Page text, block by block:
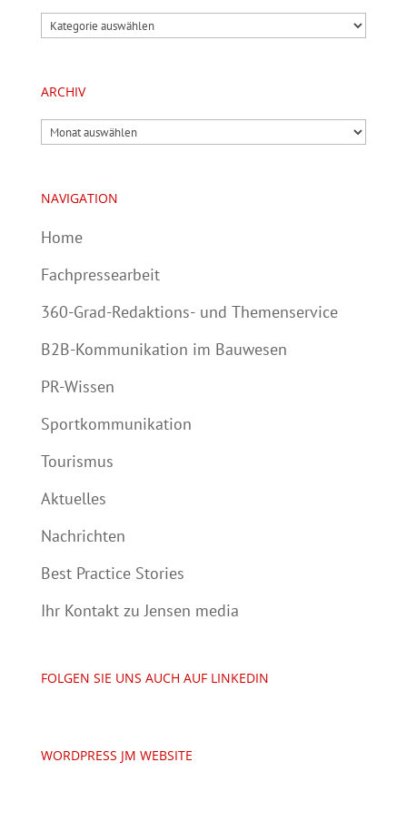
Kategorien
ARCHIV
Archiv
NAVIGATION
Home
Fachpressearbeit
360-Grad-Redaktions- und Themenservice
B2B-Kommunikation im Bauwesen
PR-Wissen
Sportkommunikation
Tourismus
Aktuelles
Nachrichten
Best Practice Stories
Ihr Kontakt zu Jensen media
FOLGEN SIE UNS AUCH AUF LINKEDIN
WORDPRESS JM WEBSITE